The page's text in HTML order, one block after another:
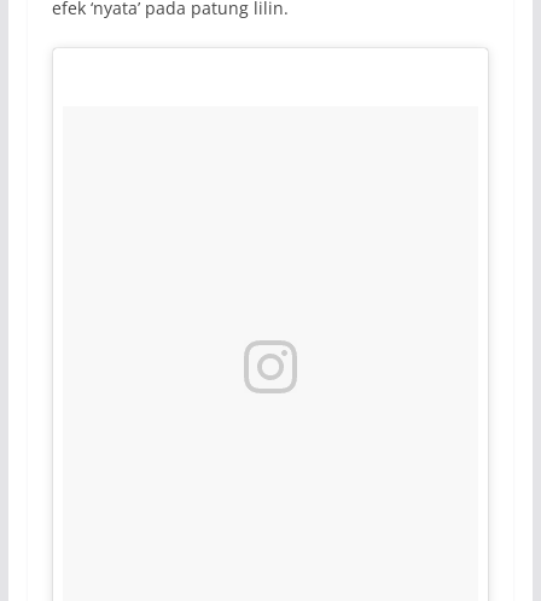
efek ‘nyata’ pada patung lilin.